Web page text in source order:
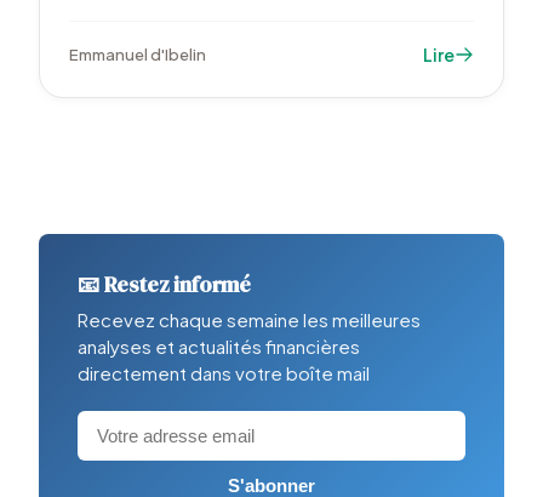
perspectives françaises.
Emmanuel d'Ibelin Lire
📧 Restez informé
Recevez chaque semaine les meilleures
analyses et actualités financières
directement dans votre boîte mail
S'abonner